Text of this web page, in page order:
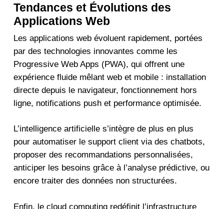
Tendances et Évolutions des
Applications Web
Les applications web évoluent rapidement, portées
par des technologies innovantes comme les
Progressive Web Apps (PWA), qui offrent une
expérience fluide mêlant web et mobile : installation
directe depuis le navigateur, fonctionnement hors
ligne, notifications push et performance optimisée.
L’intelligence artificielle s’intègre de plus en plus
pour automatiser le support client via des chatbots,
proposer des recommandations personnalisées,
anticiper les besoins grâce à l’analyse prédictive, ou
encore traiter des données non structurées.
Enfin, le cloud computing redéfinit l’infrastructure